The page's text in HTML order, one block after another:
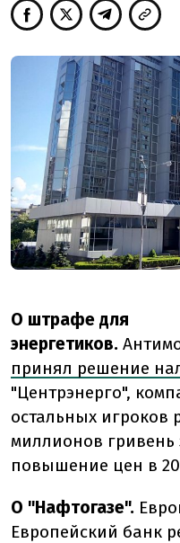
О штрафе для
энергетиков.
принял решение
"Центрэнерго",
остальных игроков
миллионов гривень
повышение цен в
О "Нафтогазе".
Европейский банк